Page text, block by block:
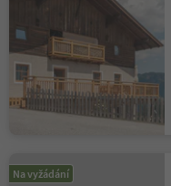
Na vyžádání